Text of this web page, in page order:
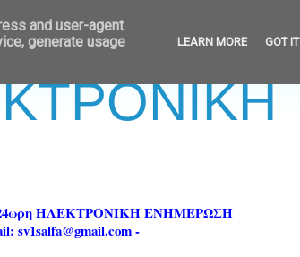
ΗΛΕΚΤΡΟΝΙΚΗ ΕΝΗΜΕΡΩΣΗ
sv1salfa@gmail.com -
and user-agent
generate usage
LEARN MORE GOT IT